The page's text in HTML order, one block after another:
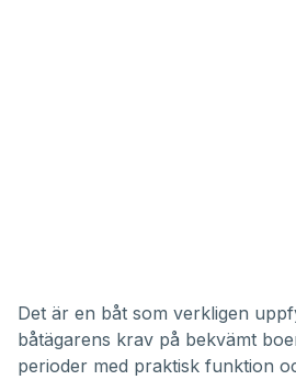
Det är en båt som verkligen
båtägarens krav på bekvämt
perioder med praktisk funktion